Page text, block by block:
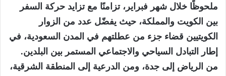
ملحوظًا خلال شهر فبراير، تزامنًا مع تزايد حركة السفر
بين الكويت والمملكة، حيث يفضّل عدد من الزوار
الكويتيين قضاء جزء من عطلتهم في المدن السعودية، في
إطار التبادل السياحي والاجتماعي المستمر بين البلدين.
من الرياض إلى جدة، ومن الدرعية إلى المنطقة الشرقية،